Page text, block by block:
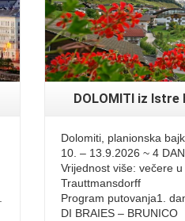
DOLOMITI iz Istre
Dolomiti, planionska
10. – 13.9.2026 ~ 4
Vrijednost više: večere
Trauttmansdorff
Program putovanja1.
DI BRAIES – BRUNICO